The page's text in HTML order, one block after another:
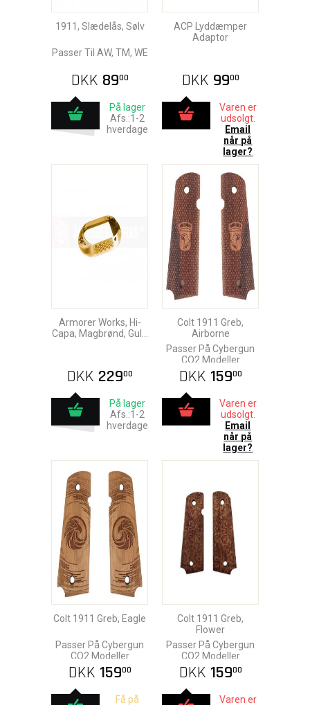
1911, Slædelås, Sølv
Passer Til AW, TM, WE
DKK 8900
På lager
Afs.:1-2
hverdage
ACP Lyddæmper
Adaptor
DKK 9900
Varen er
udsolgt.
Email
når på
lager?
Armorer Works, Hi-
Capa, Magbrønd, Guld
DKK 22900
På lager
Afs.:1-2
hverdage
Colt 1911 Greb,
Airborne
Passer På Cybergun
CO2 Modeller
DKK 15900
Varen er
udsolgt.
Email
når på
lager?
Colt 1911 Greb, Eagle
Passer På Cybergun
CO2 Modeller
DKK 15900
Få på
Colt 1911 Greb,
Flower
Passer På Cybergun
CO2 Modeller
DKK 15900
Varen er